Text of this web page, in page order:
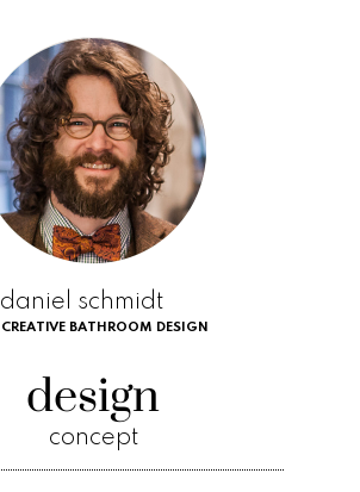
daniel schmidt
CREATIVE BATHROOM DESIGN
design
concept